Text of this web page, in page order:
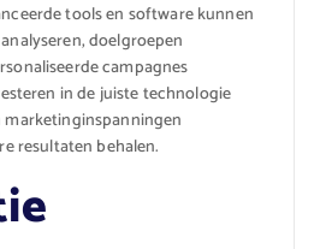
tools en software kunnen
doelgroepen
campagnes
in de juiste technologie
resultaten behalen.